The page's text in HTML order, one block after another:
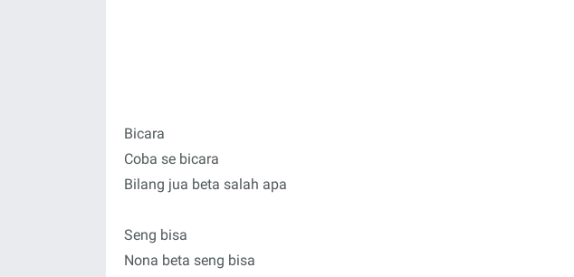
Bicara
Coba se bicara
Bilang jua beta salah apa
Seng bisa
Nona beta seng bisa